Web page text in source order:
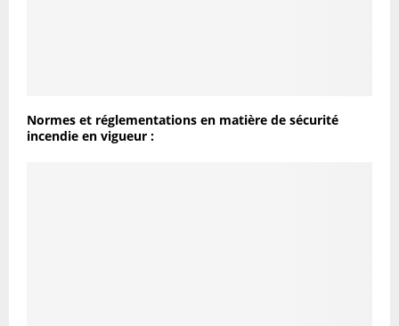
Normes et réglementations en matière de sécurité
incendie en vigueur :